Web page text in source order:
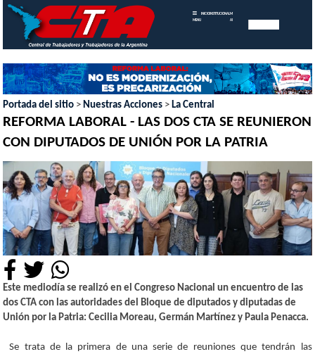
MENU
INICIOINSTITUCIONAL MEMORIAS
ANUALES
Portada del sitio > Nuestras Acciones > La Central
REFORMA LABORAL - LAS DOS CTA SE REUNIERON
CON DIPUTADOS DE UNIÓN POR LA PATRIA
Este mediodía se realizó en el Congreso Nacional un encuentro de las
dos CTA con las autoridades del Bloque de diputados y diputadas de
Unión por la Patria: Cecilia Moreau, Germán Martínez y Paula Penacca.
Se trata de la primera de una serie de reuniones que tendrán las